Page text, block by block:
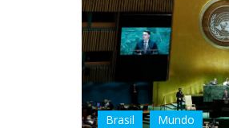
Brasil
Mundo